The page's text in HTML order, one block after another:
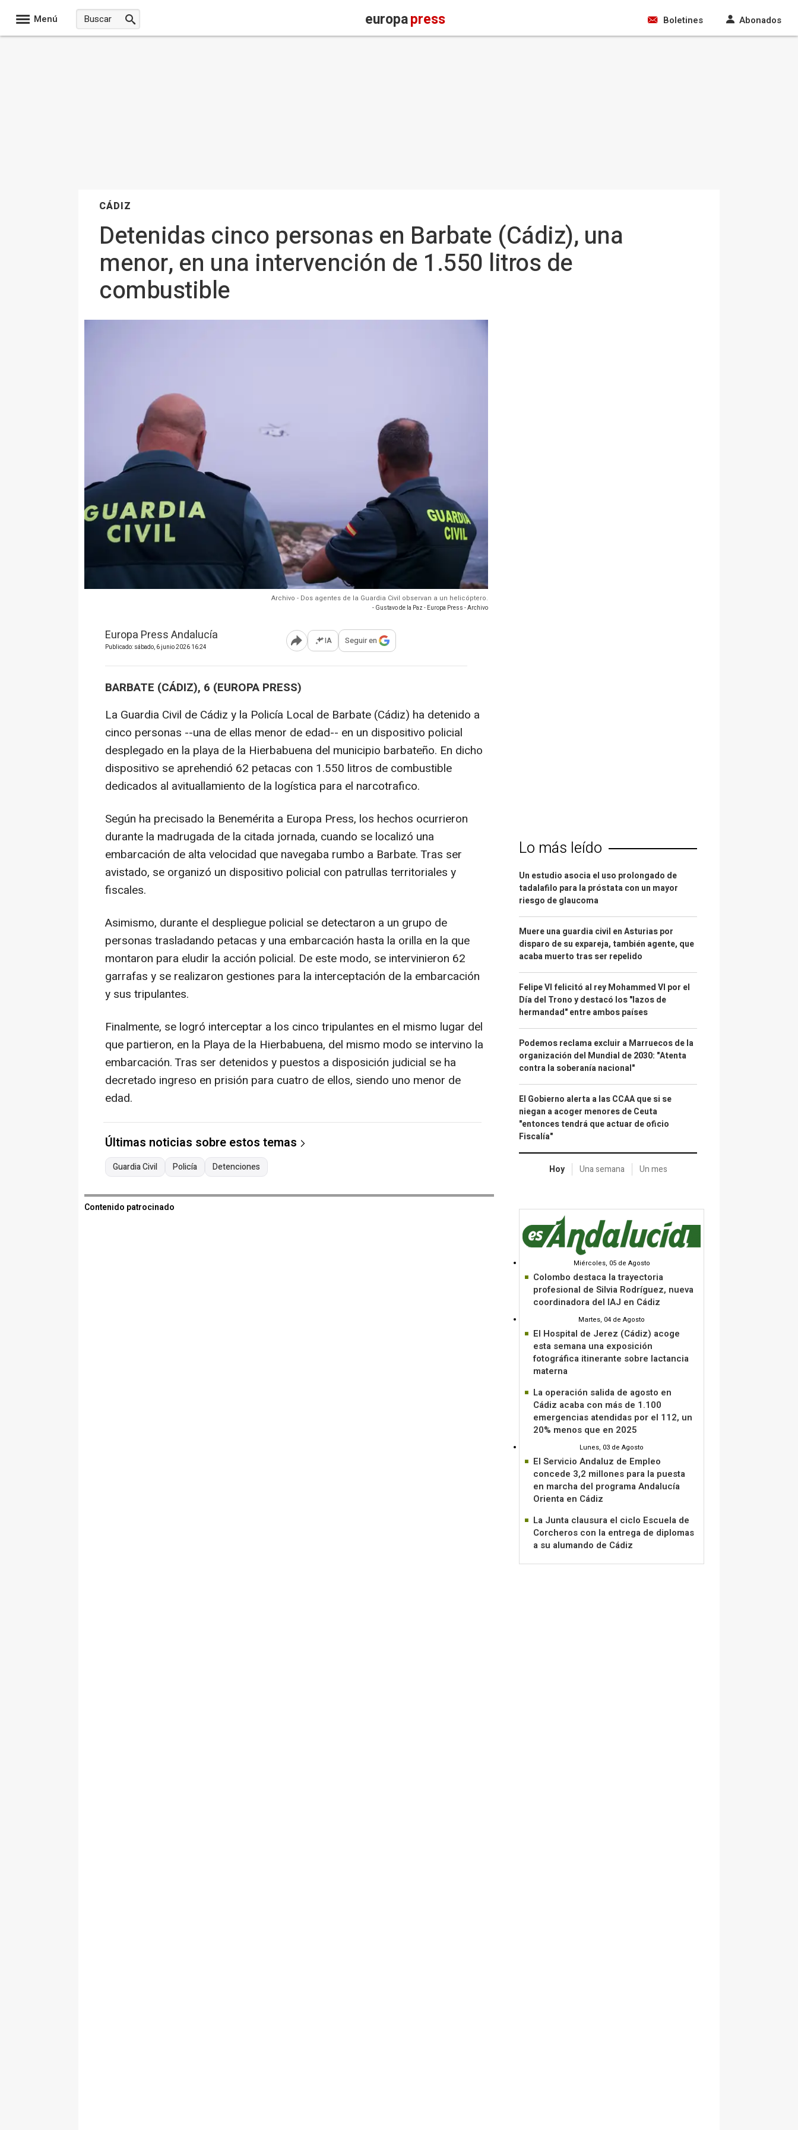
Menú europapress Boletines Abonados
CÁDIZ
Detenidas cinco personas en Barbate (Cádiz), una
menor, en una intervención de 1.550 litros de
combustible
Archivo - Dos agentes de la Guardia Civil observan a un helicóptero.
- Gustavo de la Paz - Europa Press - Archivo
Europa Press Andalucía
Publicado: sábado, 6 junio 2026 16:24 Abrir opciones para compartir
IA Seguir en
BARBATE (CÁDIZ), 6 (EUROPA PRESS)
La Guardia Civil de Cádiz y la Policía Local de Barbate (Cádiz) ha detenido a
cinco personas --una de ellas menor de edad-- en un dispositivo policial
desplegado en la playa de la Hierbabuena del municipio barbateño. En dicho
dispositivo se aprehendió 62 petacas con 1.550 litros de combustible
dedicados al avituallamiento de la logística para el narcotrafico.
Según ha precisado la Benemérita a Europa Press, los hechos ocurrieron
durante la madrugada de la citada jornada, cuando se localizó una
embarcación de alta velocidad que navegaba rumbo a Barbate. Tras ser
avistado, se organizó un dispositivo policial con patrullas territoriales y
fiscales.
Asimismo, durante el despliegue policial se detectaron a un grupo de
personas trasladando petacas y una embarcación hasta la orilla en la que
montaron para eludir la acción policial. De este modo, se intervinieron 62
garrafas y se realizaron gestiones para la interceptación de la embarcación
y sus tripulantes.
Finalmente, se logró interceptar a los cinco tripulantes en el mismo lugar del
que partieron, en la Playa de la Hierbabuena, del mismo modo se intervino la
embarcación. Tras ser detenidos y puestos a disposición judicial se ha
decretado ingreso en prisión para cuatro de ellos, siendo uno menor de
edad.
Últimas noticias sobre estos temas
Guardia Civil Policía Detenciones
Contenido patrocinado
Lo más leído
Un estudio asocia el uso prolongado de
tadalafilo para la próstata con un mayor
riesgo de glaucoma
Muere una guardia civil en Asturias por
disparo de su expareja, también agente, que
acaba muerto tras ser repelido
Felipe VI felicitó al rey Mohammed VI por el
Día del Trono y destacó los "lazos de
hermandad" entre ambos países
Podemos reclama excluir a Marruecos de la
organización del Mundial de 2030: "Atenta
contra la soberanía nacional"
El Gobierno alerta a las CCAA que si se
niegan a acoger menores de Ceuta
"entonces tendrá que actuar de oficio
Fiscalía"
Hoy Una semana Un mes
Miércoles, 05 de Agosto
Colombo destaca la trayectoria
profesional de Silvia Rodríguez, nueva
coordinadora del IAJ en Cádiz
Martes, 04 de Agosto
El Hospital de Jerez (Cádiz) acoge
esta semana una exposición
fotográfica itinerante sobre lactancia
materna
La operación salida de agosto en
Cádiz acaba con más de 1.100
emergencias atendidas por el 112, un
20% menos que en 2025
Lunes, 03 de Agosto
El Servicio Andaluz de Empleo
concede 3,2 millones para la puesta
en marcha del programa Andalucía
Orienta en Cádiz
La Junta clausura el ciclo Escuela de
Corcheros con la entrega de diplomas
a su alumando de Cádiz